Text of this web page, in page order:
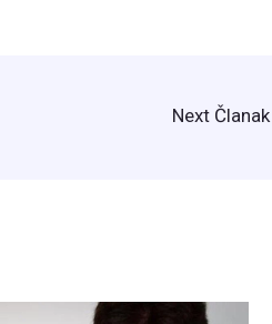
Next Članak